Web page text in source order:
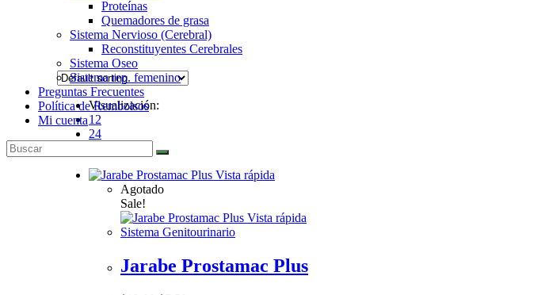
Proteínas
Quemadores de grasa
Sistema Nervioso (Cerebral)
Reconstituyentes Cerebrales
Sistema Oseo
Sistema rep. femenino
Preguntas Frecuentes
Política de Rembolsos
Mi cuenta
Visualización:
12
24
Vista rápida
Agotado
Sale!
Vista rápida
Sistema Genitourinario
Jarabe Prostamac Plus